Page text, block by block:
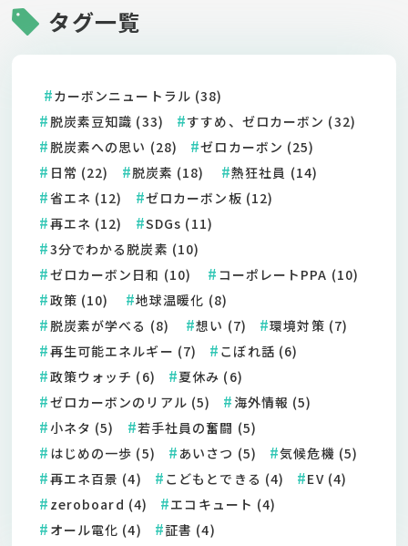
タグ一覧
カーボンニュートラル (38)
脱炭素豆知識 (33)
すすめ、ゼロカーボン (32)
脱炭素への思い (28)
ゼロカーボン (25)
日常 (22)
脱炭素 (18)
熱狂社員 (14)
省エネ (12)
ゼロカーボン板 (12)
再エネ (12)
SDGs (11)
3分でわかる脱炭素 (10)
ゼロカーボン日和 (10)
コーポレートPPA (10)
政策 (10)
地球温暖化 (8)
脱炭素が学べる (8)
想い (7)
環境対策 (7)
再生可能エネルギー (7)
こぼれ話 (6)
政策ウォッチ (6)
夏休み (6)
ゼロカーボンのリアル (5)
海外情報 (5)
小ネタ (5)
若手社員の奮闘 (5)
はじめの一歩 (5)
あいさつ (5)
気候危機 (5)
再エネ百景 (4)
こどもとできる (4)
EV (4)
zeroboard (4)
エコキュート (4)
オール電化 (4)
証書 (4)